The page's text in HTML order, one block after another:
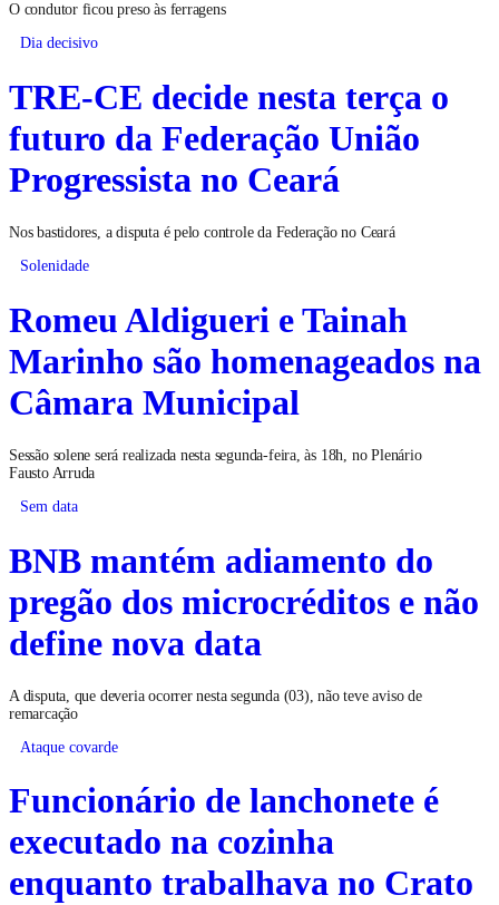
O condutor ficou preso às ferragens
Dia decisivo
TRE-CE decide nesta terça o
futuro da Federação União
Progressista no Ceará
Nos bastidores, a disputa é pelo controle da Federação no Ceará
Solenidade
Romeu Aldigueri e Tainah
Marinho são homenageados na
Câmara Municipal
Sessão solene será realizada nesta segunda-feira, às 18h, no Plenário
Fausto Arruda
Sem data
BNB mantém adiamento do
pregão dos microcréditos e não
define nova data
A disputa, que deveria ocorrer nesta segunda (03), não teve aviso de
remarcação
Ataque covarde
Funcionário de lanchonete é
executado na cozinha
enquanto trabalhava no Crato